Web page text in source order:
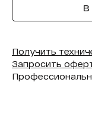
В
Получить
Запросить